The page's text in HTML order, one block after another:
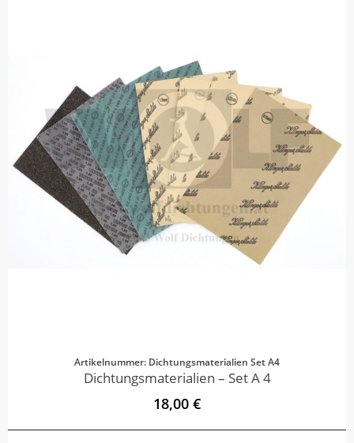
Artikelnummer: Dichtungsmaterialien Set A4
Dichtungsmaterialien – Set A 4
18,00 €